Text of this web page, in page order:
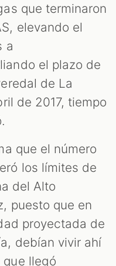
que terminaron
elevando el
a
el plazo de
de La
de 2017, tiempo
que el número
los límites de
del Alto
puesto que en
proyectada de
debían vivir ahí
que llegó